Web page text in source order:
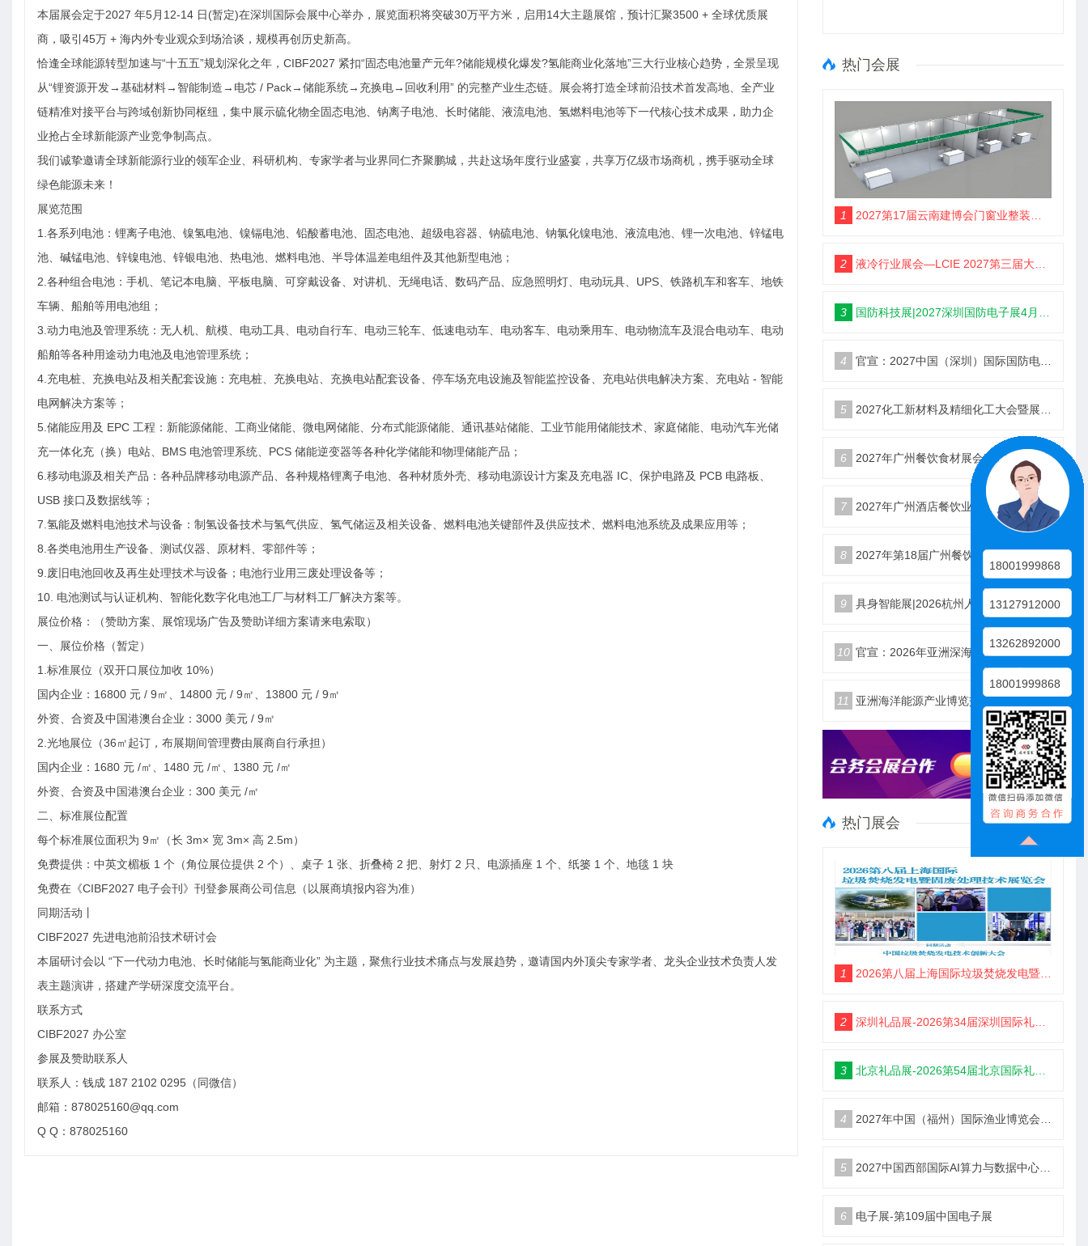
本届展会定于2027 年5月12-14 日(暂定)在深圳国际会展中心举办，展览面积将突破30万平方米，启用14大主题展馆，预计汇聚3500 + 全球优质展
商，吸引45万 + 海内外专业观众到场洽谈，规模再创历史新高。
恰逢全球能源转型加速与“十五五”规划深化之年，CIBF2027 紧扣“固态电池量产元年?储能规模化爆发?氢能商业化落地”三大行业核心趋势，全景呈现
从“锂资源开发→基础材料→智能制造→电芯 / Pack→储能系统→充换电→回收利用” 的完整产业生态链。展会将打造全球前沿技术首发高地、全产业
链精准对接平台与跨域创新协同枢纽，集中展示硫化物全固态电池、钠离子电池、长时储能、液流电池、氢燃料电池等下一代核心技术成果，助力企
业抢占全球新能源产业竞争制高点。
我们诚挚邀请全球新能源行业的领军企业、科研机构、专家学者与业界同仁齐聚鹏城，共赴这场年度行业盛宴，共享万亿级市场商机，携手驱动全球
绿色能源未来！
展览范围
1.各系列电池：锂离子电池、镍氢电池、镍镉电池、铅酸蓄电池、固态电池、超级电容器、钠硫电池、钠氯化镍电池、液流电池、锂一次电池、锌锰电
池、碱锰电池、锌镍电池、锌银电池、热电池、燃料电池、半导体温差电组件及其他新型电池；
2.各种组合电池：手机、笔记本电脑、平板电脑、可穿戴设备、对讲机、无绳电话、数码产品、应急照明灯、电动玩具、UPS、铁路机车和客车、地铁
车辆、船舶等用电池组；
3.动力电池及管理系统：无人机、航模、电动工具、电动自行车、电动三轮车、低速电动车、电动客车、电动乘用车、电动物流车及混合电动车、电动
船舶等各种用途动力电池及电池管理系统；
4.充电桩、充换电站及相关配套设施：充电桩、充换电站、充换电站配套设备、停车场充电设施及智能监控设备、充电站供电解决方案、充电站 - 智能
电网解决方案等；
5.储能应用及 EPC 工程：新能源储能、工商业储能、微电网储能、分布式能源储能、通讯基站储能、工业节能用储能技术、家庭储能、电动汽车光储
充一体化充（换）电站、BMS 电池管理系统、PCS 储能逆变器等各种化学储能和物理储能产品；
6.移动电源及相关产品：各种品牌移动电源产品、各种规格锂离子电池、各种材质外壳、移动电源设计方案及充电器 IC、保护电路及 PCB 电路板、
USB 接口及数据线等；
7.氢能及燃料电池技术与设备：制氢设备技术与氢气供应、氢气储运及相关设备、燃料电池关键部件及供应技术、燃料电池系统及成果应用等；
8.各类电池用生产设备、测试仪器、原材料、零部件等；
9.废旧电池回收及再生处理技术与设备；电池行业用三废处理设备等；
10. 电池测试与认证机构、智能化数字化电池工厂与材料工厂解决方案等。
展位价格：（赞助方案、展馆现场广告及赞助详细方案请来电索取）
一、展位价格（暂定）
1.标准展位（双开口展位加收 10%）
国内企业：16800 元 / 9㎡、14800 元 / 9㎡、13800 元 / 9㎡
外资、合资及中国港澳台企业：3000 美元 / 9㎡
2.光地展位（36㎡起订，布展期间管理费由展商自行承担）
国内企业：1680 元 /㎡、1480 元 /㎡、1380 元 /㎡
外资、合资及中国港澳台企业：300 美元 /㎡
二、标准展位配置
每个标准展位面积为 9㎡（长 3m× 宽 3m× 高 2.5m）
免费提供：中英文楣板 1 个（角位展位提供 2 个）、桌子 1 张、折叠椅 2 把、射灯 2 只、电源插座 1 个、纸篓 1 个、地毯 1 块
免费在《CIBF2027 电子会刊》刊登参展商公司信息（以展商填报内容为准）
同期活动丨
CIBF2027 先进电池前沿技术研讨会
本届研讨会以 “下一代动力电池、长时储能与氢能商业化” 为主题，聚焦行业技术痛点与发展趋势，邀请国内外顶尖专家学者、龙头企业技术负责人发
表主题演讲，搭建产学研深度交流平台。
联系方式
CIBF2027 办公室
参展及赞助联系人
联系人：钱成 187 2102 0295（同微信）
邮箱：878025160@qq.com
Q Q：878025160
热门会展
1 2027第17届云南建博会门窗业整装定制智能家居卫浴建材展会
2 液冷行业展会—LCIE 2027第三届大湾区国际液冷产业大会暨展览会（深圳）
3 国防科技展|2027深圳国防电子展4月9日启幕
4 官宣：2027中国（深圳）国际国防电子博览会
5 2027化工新材料及精细化工大会暨展览会定档苏州
6 2027年广州餐饮食材展会5月20日召开
7 2027年广州酒店餐饮业博览会|广州餐博会
8 2027年第18届广州餐饮食材展览会
9 具身智能展|2026杭州人形机器人展|仿生机器人展5月启幕
10 官宣：2026年亚洲深海开发与海底作业装备博览交易会
11 亚洲海洋能源产业博览交易会2026年12月18日举办
热门展会
1 2026第八届上海国际垃圾焚烧发电暨固废处理技术展览会
2 深圳礼品展-2026第34届深圳国际礼品及家居用品展览会
3 北京礼品展-2026第54届北京国际礼品、赠品及家庭用品展览会
4 2027年中国（福州）国际渔业博览会|福州渔博会
5 2027中国西部国际AI算力与数据中心液冷产业展览会
6 电子展-第109届中国电子展
18001999868
13127912000
13262892000
18001999868